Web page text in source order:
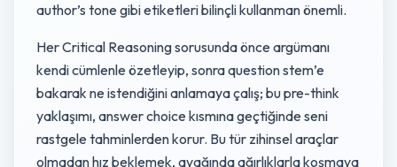
author’s tone gibi etiketleri bilinçli kullanman önemli.
Her Critical Reasoning sorusunda önce argümanı
kendi cümlenle özetleyip, sonra question stem’e
bakarak ne istendiğini anlamaya çalış; bu pre-think
yaklaşımı, answer choice kısmına geçtiğinde seni
rastgele tahminlerden korur. Bu tür zihinsel araçlar
olmadan hız beklemek, ayağında ağırlıklarla koşmaya